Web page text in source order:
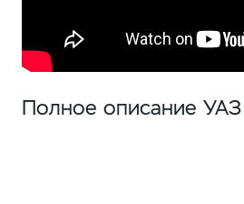
Полное описание УАЗ